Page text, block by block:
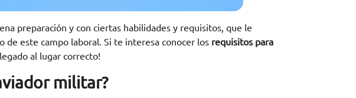
preparación y con ciertas habilidades y requisitos, que le
este campo laboral. Si te interesa conocer los requisitos para
al lugar correcto!
militar?